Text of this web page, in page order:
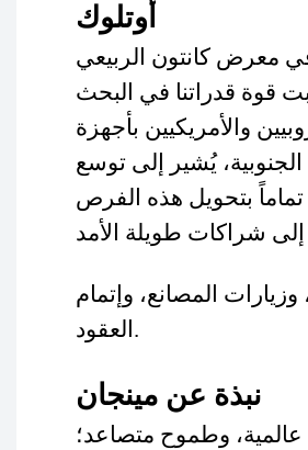
أوتلوك
في معرض كانتون الربيعي
قوة قدراتنا في البحث
والأمريكيين بأجهزة
يُشير إلى توسع
تماماً بتحويل هذه الفرص
المصانع، وإتمام
العقود.
نبذة عن مينجان
عالمية، وطموح متصاعد؛